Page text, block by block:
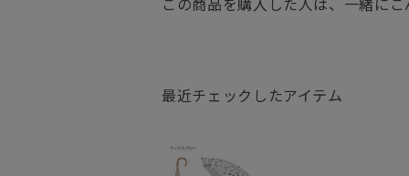
最近チェックしたアイテム